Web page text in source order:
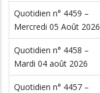
Quotidien n° 4459 –
Mercredi 05 Août 2026
Quotidien n° 4458 –
Mardi 04 août 2026
Quotidien n° 4457 –